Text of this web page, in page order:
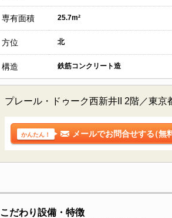
専有面積 25.7m²
方位 北
構造 鉄筋コンクリート造
プレール・ドゥーク西新井II 2階／東京
かんたん！ メールでお問合せする（無
こだわり設備・特徴